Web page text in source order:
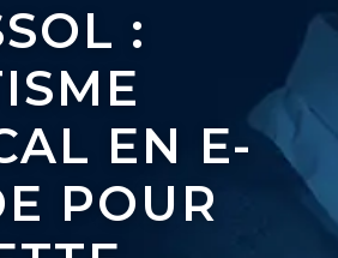
:
EN E-
POUR